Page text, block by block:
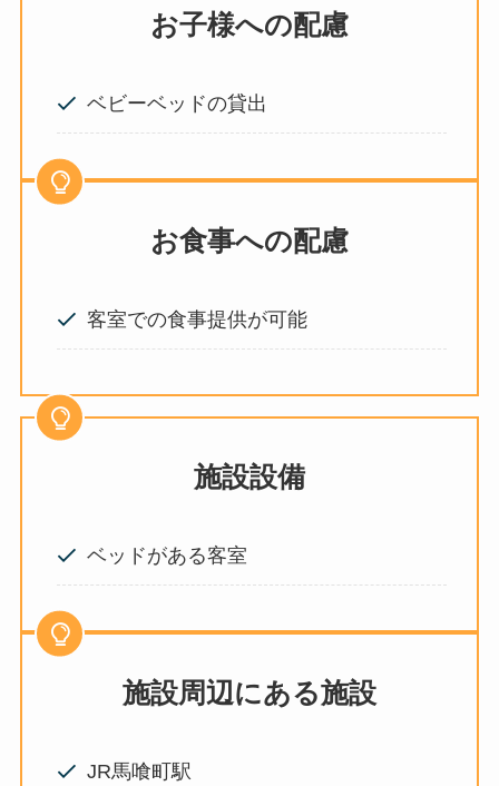
お子様への配慮
ベビーベッドの貸出
お食事への配慮
客室での食事提供が可能
施設設備
ベッドがある客室
施設周辺にある施設
JR馬喰町駅